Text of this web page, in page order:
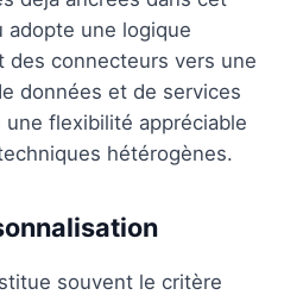
adopte une logique
connecteurs vers une
données et de services
flexibilité appréciable
hétérogènes.
souvent le critère